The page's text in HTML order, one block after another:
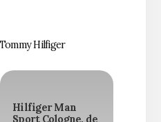
Hilfiger
Hilfiger Man
Sport Cologne, de